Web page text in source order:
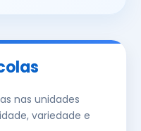
nas unidades
variedade e